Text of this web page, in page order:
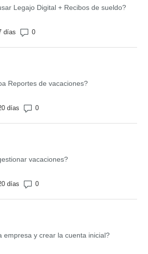
Legajo Digital + Recibos de sueldo?
días Número de comentarios: 0
Reportes de vacaciones?
días Número de comentarios: 0
vacaciones?
días Número de comentarios: 0
empresa y crear la cuenta inicial?